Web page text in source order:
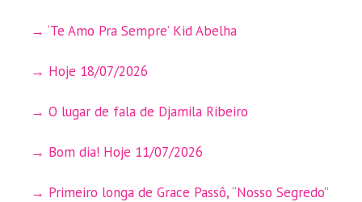
‘Te Amo Pra Sempre’ Kid Abelha
Hoje 18/07/2026
O lugar de fala de Djamila Ribeiro
Bom dia! Hoje 11/07/2026
Primeiro longa de Grace Passô, “Nosso Segredo”